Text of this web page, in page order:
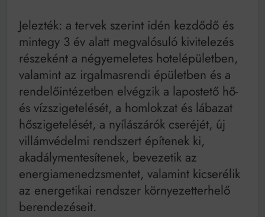
Jelezték: a tervek szerint idén kezdődő és
mintegy 3 év alatt megvalósuló kivitelezés
részeként a négyemeletes hotelépületben,
valamint az irgalmasrendi épületben és a
rendelőintézetben elvégzik a lapostető hő-
és vízszigetelését, a homlokzat és lábazat
hőszigetelését, a nyílászárók cseréjét, új
villámvédelmi rendszert építenek ki,
akadálymentesítenek, bevezetik az
energiamenedzsmentet, valamint kicserélik
az energetikai rendszer környezetterhelő
berendezéseit.